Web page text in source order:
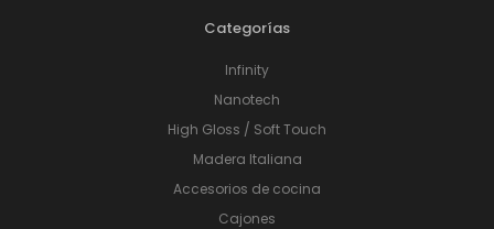
Categorías
Infinity
Nanotech
High Gloss / Soft Touch
Madera Italiana
Accesorios de cocina
Cajones